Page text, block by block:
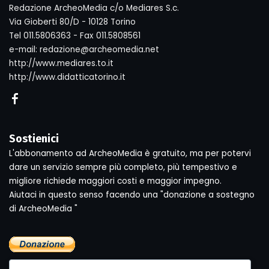
Redazione ArcheoMedia c/o Mediares S.c.
Via Gioberti 80/D - 10128 Torino
Tel 011.5806363 - Fax 011.5808561
e-mail: redazione@archeomedia.net
http://www.mediares.to.it
http://www.didatticatorino.it
Sostienici
L'abbonamento ad ArcheoMedia è gratuito, ma per potervi
dare un servizio sempre più completo, più tempestivo e
migliore richiede maggiori costi e maggior impegno.
Aiutaci in questo senso facendo una "donazione a sostegno
di ArcheoMedia "